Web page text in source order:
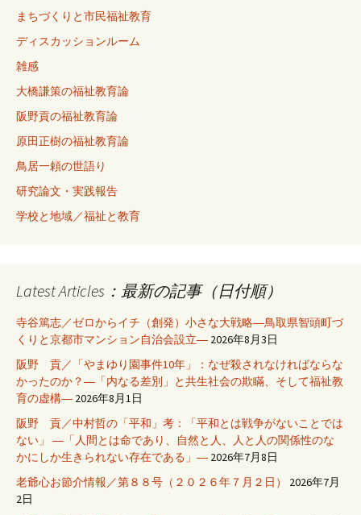
まちづくりと市民福祉教育
ディスカッションルーム
雑感
大橋謙策の福祉教育論
阪野貢の福祉教育論
原田正樹の福祉教育論
鳥居一頼の世語り
研究論文・実践報告
学校と地域／福祉と教育
Latest Articles：最新の記事（日付順）
寺谷篤志／ゼロからイチ（創発）小さな大戦略―鳥取県智頭町づ
くりと京都市マンション自治会設立― 2026年8月3日
阪野 貢／「やまゆり園事件10年」：なぜ殺されなければならな
かったのか？―「内なる差別」と共生社会の欺瞞、そして福祉教
育の虚構― 2026年8月1日
阪野 貢／中村哲の「平和」考：「平和とは戦争がないことでは
ない」 ―「人間とは命であり、自然と人、人と人の関係性のな
かにしか生きられない存在である」― 2026年7月8日
老爺心お節介情報／第８８号（２０２６年７月２日）
2026年7月
2日